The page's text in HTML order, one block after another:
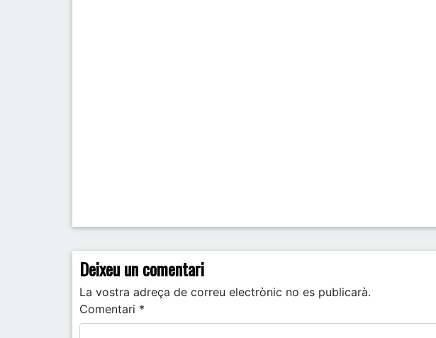
Deixeu un comentari
La vostra adreça de correu electrònic no es publicarà.
Comentari *